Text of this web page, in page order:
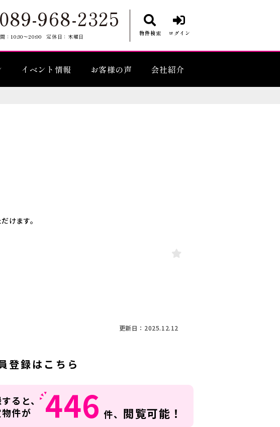
089-968-2325
：10:30〜20:00 定休日：木曜日 物件検索 ログイン
イベント情報 お客様の声 会社紹介
けます。
更新日：2025.12.12
登録はこちら
ると、
件が
446 件、 閲覧可能！